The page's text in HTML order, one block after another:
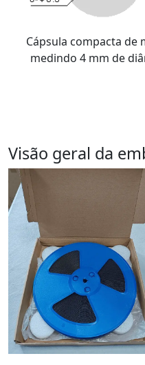
Cápsula compacta de
medindo 4 mm de
Visão geral da